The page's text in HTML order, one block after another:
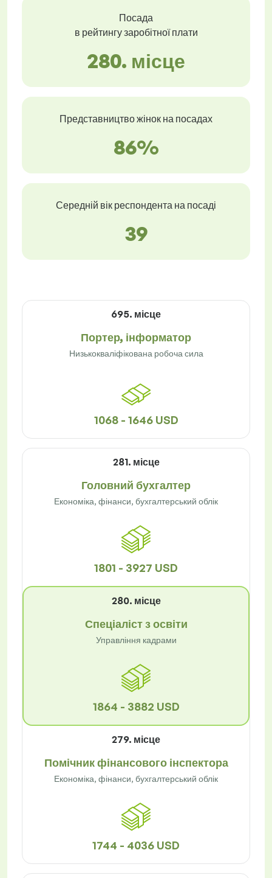
Посада
в рейтингу заробітної плати
280. місце
Представництво жінок на посадах
86%
Середній вік респондента на посаді
39
695. місце
Портер, інформатор
Низькокваліфікована робоча сила
1068 - 1646 USD
281. місце
Головний бухгалтер
Економіка, фінанси, бухгалтерський облік
1801 - 3927 USD
280. місце
Спеціаліст з освіти
Управління кадрами
1864 - 3882 USD
279. місце
Помічник фінансового інспектора
Економіка, фінанси, бухгалтерський облік
1744 - 4036 USD